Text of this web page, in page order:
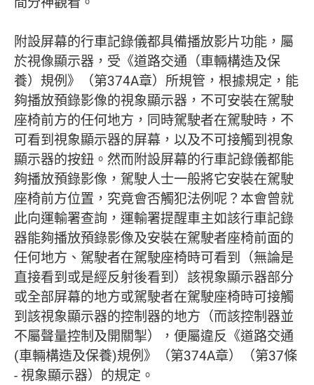
附設屏幕的行車記錄儀都具備播放影片功能，屬
於視像顯示器，受《道路交通（車輛構造及保
養）規例》（第374A章）所規管，根據規定，能
夠播放預錄影像的視象顯示器，不可安裝在駕駛
座椅前方的任何地方，同時駕駛者在駕駛時，不
可看到視象顯示器的屏幕，以及不可接觸到視象
顯示器的按鈕。然而附設屏幕的行車記錄儀都能
夠播放預錄影像，駕駛人士一般將它安裝在駕駛
座椅前方位置，究竟會否觸犯法例呢？本會曾就
此向運輸署查詢，運輸署提醒車主如該行車記錄
器能夠播放預錄影像及安裝在駕駛者座椅前面的
任何地方、駕駛者在駕駛座椅時可看到（無論是
直接看到或是經反射後看到）該視象顯示器部分
或全部屏幕的地方或駕駛者在駕駛座椅時可接觸
到該視象顯示器的控制器的地方（而該控制器並
不屬聲量控制及開關掣），便屬違反《道路交通
(車輛構造及保養)規例》（第374A章）（第37條
- 視象顯示器）的規定。